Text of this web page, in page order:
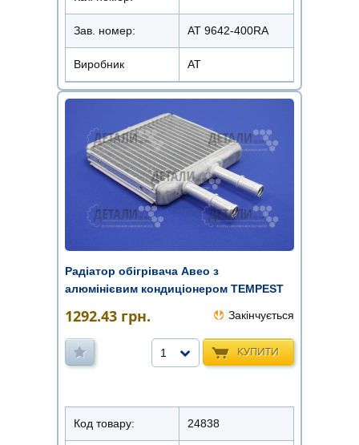
Зав. номер: AT 9642-400RA
Виробник АТ
Радіатор обігрівача Авео з
алюмінієвим кондиціонером TEMPEST
1292.43 грн. Закінчується
КУПИТИ
1
Код товару: 24838